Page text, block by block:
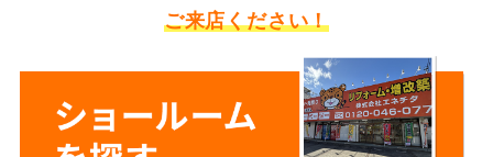
ご来店ください！